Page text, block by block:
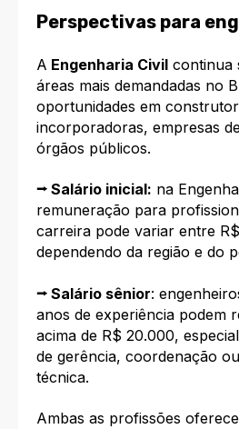
Perspectivas para
A Engenharia Civil continua
áreas mais demandadas no
oportunidades em
incorporadoras, empresas
órgãos públicos.
⭢ Salário inicial: na
remuneração para
carreira pode variar entre
dependendo da região e do
⭢ Salário sênior:
anos de experiência podem
acima de R$ 20.000,
de gerência, coordenação
técnica.
Ambas as profissões